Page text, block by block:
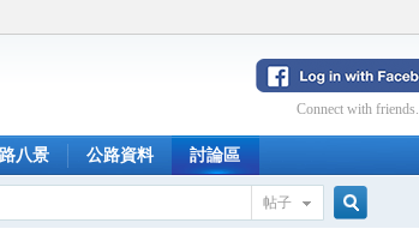
Connect with friends.
八景 公路資料 討論區
帖子